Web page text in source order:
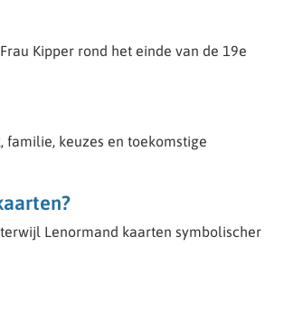
Kipper rond het einde van de 19e
keuzes en toekomstige
Lenormand kaarten symbolischer